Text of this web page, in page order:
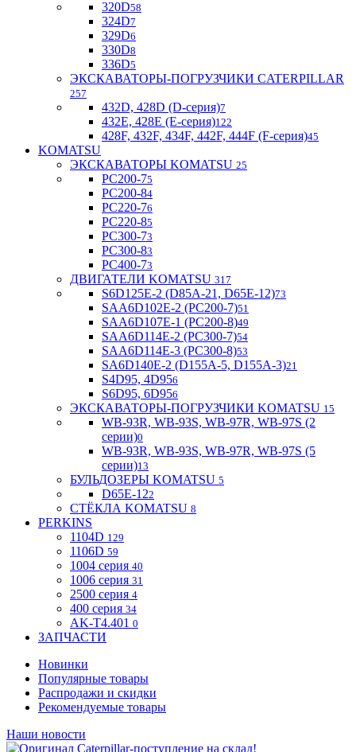
320D58
324D7
329D6
330D8
336D5
ЭКСКАВАТОРЫ-ПОГРУЗЧИКИ CATERPILLAR
257
432D, 428D (D-серия)7
432E, 428E (E-серия)122
428F, 432F, 434F, 442F, 444F (F-серия)45
KOMATSU
ЭКСКАВАТОРЫ KOMATSU 25
PC200-75
PC200-84
PC220-76
PC220-85
PC300-73
PC300-83
PC400-73
ДВИГАТЕЛИ KOMATSU 317
S6D125E-2 (D85A-21, D65E-12)73
SAA6D102E-2 (PC200-7)51
SAA6D107E-1 (PC200-8)49
SAA6D114E-2 (PC300-7)54
SAA6D114E-3 (PC300-8)53
SA6D140E-2 (D155A-5, D155A-3)21
S4D95, 4D956
S6D95, 6D956
ЭКСКАВАТОРЫ-ПОГРУЗЧИКИ KOMATSU 15
WB-93R, WB-93S, WB-97R, WB-97S (2
серии)0
WB-93R, WB-93S, WB-97R, WB-97S (5
серии)13
БУЛЬДОЗЕРЫ KOMATSU 5
D65E-122
СТЁКЛА KOMATSU 8
PERKINS
1104D 129
1106D 59
1004 серия 40
1006 серия 31
2500 серия 4
400 серия 34
AK-T4.401 0
ЗАПЧАСТИ
Новинки
Популярные товары
Распродажи и скидки
Рекомендуемые товары
Наши новости